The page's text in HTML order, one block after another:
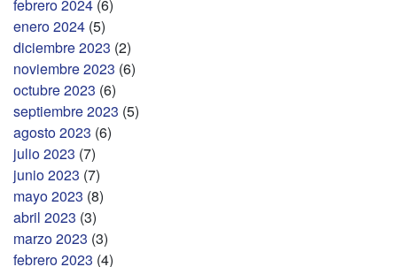
febrero 2024 (6)
enero 2024 (5)
diciembre 2023 (2)
noviembre 2023 (6)
octubre 2023 (6)
septiembre 2023 (5)
agosto 2023 (6)
julio 2023 (7)
junio 2023 (7)
mayo 2023 (8)
abril 2023 (3)
marzo 2023 (3)
febrero 2023 (4)